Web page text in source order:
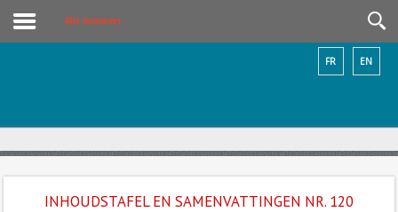
Alle nummers
EN
FR
INHOUDSTAFEL EN SAMENVATTINGEN NR. 120